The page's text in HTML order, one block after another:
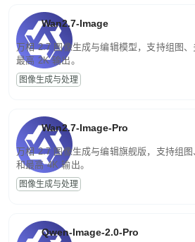
Wan2.7-Image
万相 2.7 图像生成与编辑模型，支持组图
最高 2K 输出。
图像生成与处理
Wan2.7-Image-Pro
万相 2.7 图像生成与编辑旗舰版，支持组
和最高 4K 输出。
图像生成与处理
Qwen-Image-2.0-Pro